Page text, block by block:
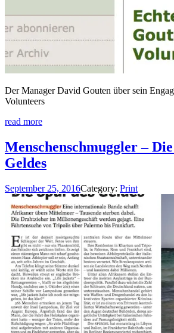
Der Manager David Gouten über sein
Volunteers
read more
Menschenschmuggler –
Geldes
September 25, 2016Category: Print